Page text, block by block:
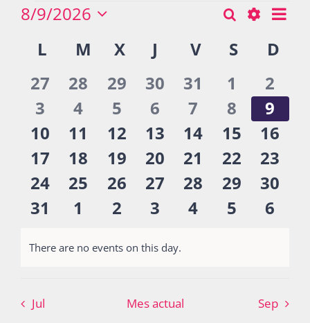
Actividades
La Boletina
Blog
Recursos
Eventos
Búsqueda
navegació
de
vistas
de
Eventos
Buscar
Filters
Mes
8/9/2026
fecha.
Calendario
de
Eventos
L LUNES
M MARTES
XMIÉRCOLES
J JUEVES
V VIERNES
SSÁBADO
D
0
eventos
27
0
eventos
28
0
eventos
29
0
eventos
30
0
eventos
31
0
eventos
1
0
2
0
eventos
3
0
eventos
4
0
eventos
5
0
eventos
6
0
eventos
7
0
eventos
8
0
9
0
eventos
10
0
eventos
11
0
eventos
12
0
eventos
13
0
eventos
14
0
eventos
15
0
16
0
eventos
17
0
eventos
18
0
eventos
19
0
eventos
20
0
eventos
21
0
eventos
22
0
23
0
eventos
24
0
eventos
25
0
eventos
26
0
eventos
27
0
eventos
28
0
eventos
29
0
30
0
31
0
1
0
2
0
3
0
4
0
5
0
6
There are no events on this day.
Jul Mes actual Sep